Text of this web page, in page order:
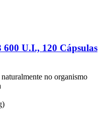
U.I., 120 Cápsulas
no organismo